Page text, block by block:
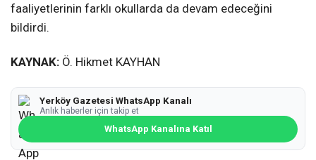
faaliyetlerinin farklı okullarda da devam edeceğini
bildirdi.
KAYNAK: Ö. Hikmet KAYHAN
Yerköy Gazetesi WhatsApp Kanalı
Anlık haberler için takip et
WhatsApp Kanalına Katıl